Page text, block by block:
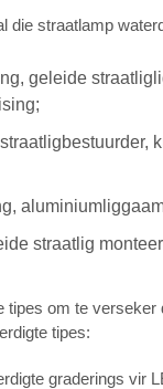
die straatlamp
geleide
straatlig
om te
tipes:
graderings vir